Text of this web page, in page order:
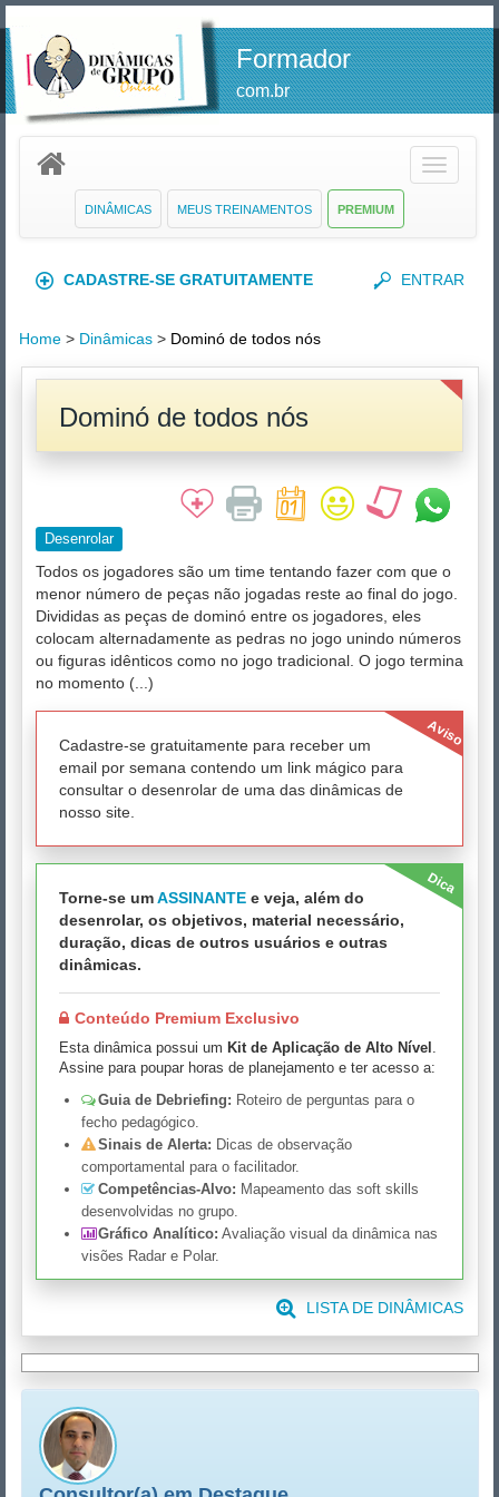
Formador
com.br
Toggle
PREMIUM
MEUS TREINAMENTOS
DINÂMICAS
CADASTRE-SE GRATUITAMENTE ENTRAR
Home > Dinâmicas > Dominó de todos nós
Dominó de todos nós
Desenrolar
Todos os jogadores são um time tentando fazer com que o
menor número de peças não jogadas reste ao final do jogo.
Divididas as peças de dominó entre os jogadores, eles
colocam alternadamente as pedras no jogo unindo números
ou figuras idênticos como no jogo tradicional. O jogo termina
no momento (...)
Aviso
Cadastre-se gratuitamente para receber um
email por semana contendo um link mágico para
consultar o desenrolar de uma das dinâmicas de
nosso site.
Dica
Torne-se umASSINANTE e veja, além do
desenrolar, os objetivos, material necessário,
duração, dicas de outros usuários e outras
dinâmicas.
Conteúdo Premium Exclusivo
Esta dinâmica possui um Kit de Aplicação de Alto Nível .
Assine para poupar horas de planejamento e ter acesso a:
Guia de Debriefing: Roteiro de perguntas para o
fecho pedagógico.
Sinais de Alerta: Dicas de observação
comportamental para o facilitador.
Competências-Alvo: Mapeamento das soft skills
desenvolvidas no grupo.
Gráfico Analítico: Avaliação visual da dinâmica nas
visões Radar e Polar.
LISTA DE DINÂMICAS